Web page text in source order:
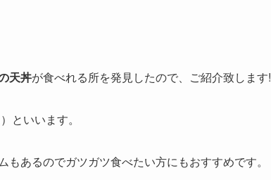
天丼が食べれる所を発見したので、ご紹介致します!
といいます。
あるのでガツガツ食べたい方にもおすすめです。